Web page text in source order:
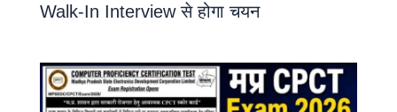
Walk-In Interview से होगा चयन